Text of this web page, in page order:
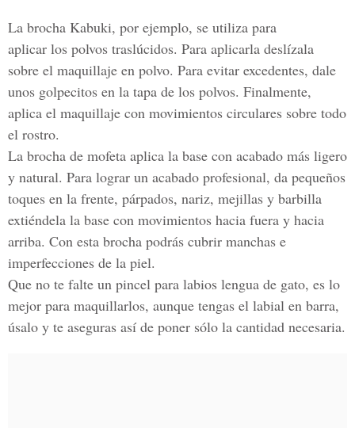
La brocha Kabuki, por ejemplo, se utiliza para
aplicar los polvos traslúcidos. Para aplicarla deslízala
sobre el maquillaje en polvo. Para evitar excedentes, dale
unos golpecitos en la tapa de los polvos. Finalmente,
aplica el maquillaje con movimientos circulares sobre todo
el rostro.
La brocha de mofeta aplica la base con acabado más ligero
y natural. Para lograr un acabado profesional, da pequeños
toques en la frente, párpados, nariz, mejillas y barbilla
extiéndela la base con movimientos hacia fuera y hacia
arriba. Con esta brocha podrás cubrir manchas e
imperfecciones de la piel.
Que no te falte un pincel para labios lengua de gato, es lo
mejor para maquillarlos, aunque tengas el labial en barra,
úsalo y te aseguras así de poner sólo la cantidad necesaria.